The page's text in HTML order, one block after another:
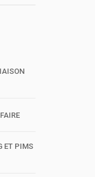
ET PIMS